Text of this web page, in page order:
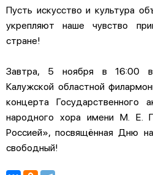
Пусть искусство и культура
укрепляют наше чувство
стране!
Завтра, 5 ноября в 16:00 в
Калужской областной
концерта Государственного
народного хора имени М. Е.
Россией», посвящённая Дню
свободный!